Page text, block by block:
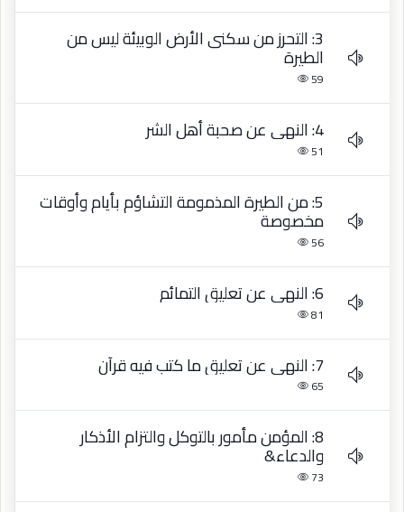
3: التحرز من سكنى الأرض الوبيئة ليس من
الطيرة
59
4: النهي عن صحبة أهل الشر
51
5: من الطيرة المذمومة التشاؤم بأيام وأوقات
مخصوصة
56
6: النهي عن تعليق التمائم
81
7: النهي عن تعليق ما كتب فيه قرآن
65
8: المؤمن مأمور بالتوكل والتزام الأذكار
والدعاء&
73